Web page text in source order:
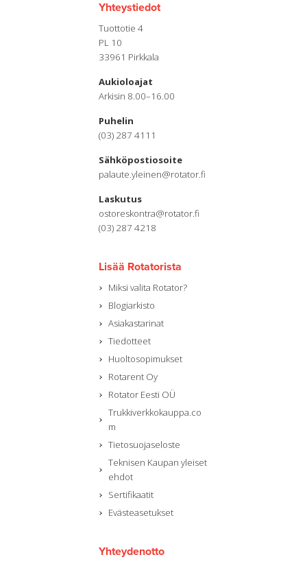
Yhteystiedot
Tuottotie 4
PL 10
33961 Pirkkala
Aukioloajat
Arkisin 8.00–16.00
Puhelin
(03) 287 4111
Sähköpostiosoite
palaute.yleinen@rotator.fi
Laskutus
ostoreskontra@rotator.fi
(03) 287 4218
Lisää Rotatorista
Miksi valita Rotator?
Blogiarkisto
Asiakastarinat
Tiedotteet
Huoltosopimukset
Rotarent Oy
Rotator Eesti OÜ
Trukkiverkkokauppa.co
m
Tietosuojaseloste
Teknisen Kaupan yleiset
ehdot
Sertifikaatit
Evästeasetukset
Yhteydenotto